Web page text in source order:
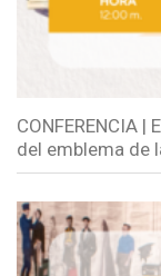
CONFERENCIA
del emblema de